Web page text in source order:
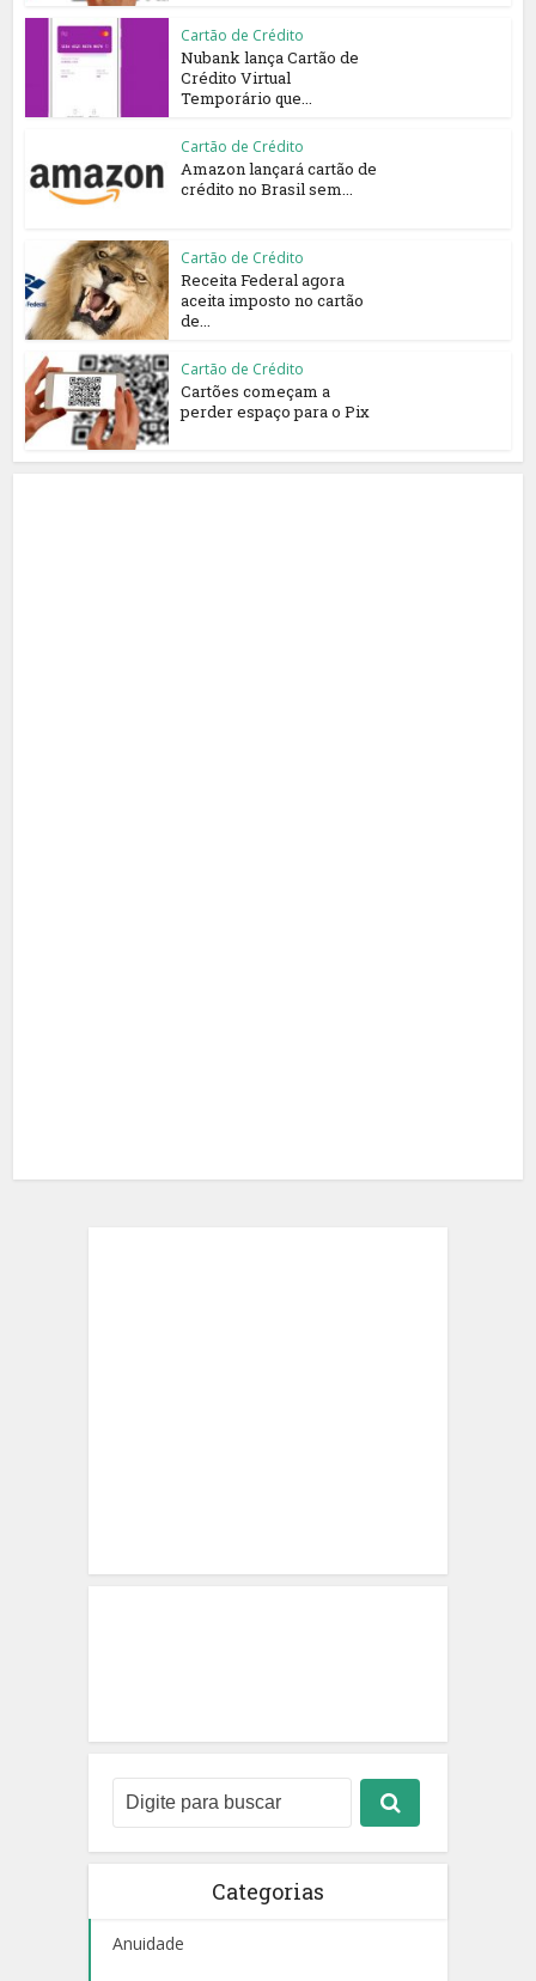
Cartão de Crédito
Nubank lança Cartão de
Crédito Virtual
Temporário que...
Cartão de Crédito
Amazon lançará cartão de
crédito no Brasil sem...
Cartão de Crédito
Receita Federal agora
aceita imposto no cartão
de...
Cartão de Crédito
Cartões começam a
perder espaço para o Pix
Categorias
Anuidade